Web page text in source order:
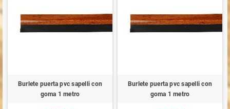
Burlete puerta pvc sapelli con
goma 1 metro
Burlete puerta pvc sapelli con
goma 1 metro